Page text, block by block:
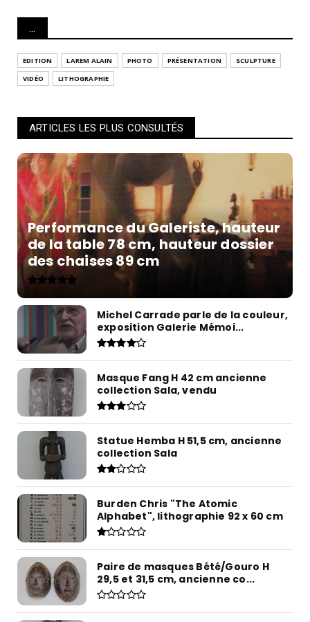
...
EDITION LAREM ALAIN PHOTO PRÉSENTATION
SCULPTURE
VIDÉO
LITHOGRAPHIE
ARTICLES LES PLUS CONSULTÉS
Performance du Galeriste, hauteur
de la table 78 cm, hauteur dossier
des chaises 89 cm
Michel Carrade parle de la couleur,
exposition Galerie Mémoi...
Masque Fang H 42 cm ancienne
collection Sala, vendu
Statue Hemba H 51,5 cm, ancienne
collection Sala
Burden Chris "The Atomic
Alphabet", lithographie 92 x 60 cm
Paire de masques Bété/Gouro H
29,5 et 31,5 cm, ancienne co...